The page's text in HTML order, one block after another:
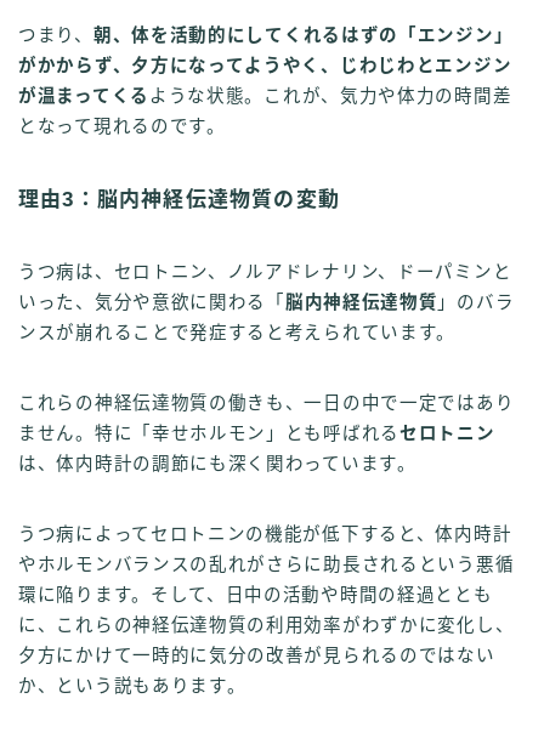
つまり、 朝、体を活動的にしてくれるはずの「エンジン」
がかからず、夕方になってようやく、じわじわとエンジン
が温まってくる ような状態。これが、気力や体力の時間差
となって現れるのです。
理由3：脳内神経伝達物質の変動
うつ病は、セロトニン、ノルアドレナリン、ドーパミンと
いった、気分や意欲に関わる「 脳内神経伝達物質 」のバラ
ンスが崩れることで発症すると考えられています。
これらの神経伝達物質の働きも、一日の中で一定ではあり
ません。特に「幸せホルモン」とも呼ばれるセロトニン
は、体内時計の調節にも深く関わっています。
うつ病によってセロトニンの機能が低下すると、体内時計
やホルモンバランスの乱れがさらに助長されるという悪循
環に陥ります。そして、日中の活動や時間の経過ととも
に、これらの神経伝達物質の利用効率がわずかに変化し、
夕方にかけて一時的に気分の改善が見られるのではない
か、という説もあります。